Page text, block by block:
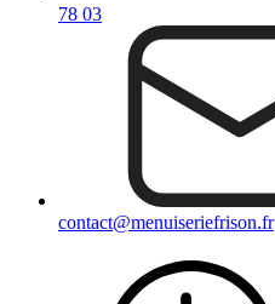
78 03
contact@menuiseriefrison.fr